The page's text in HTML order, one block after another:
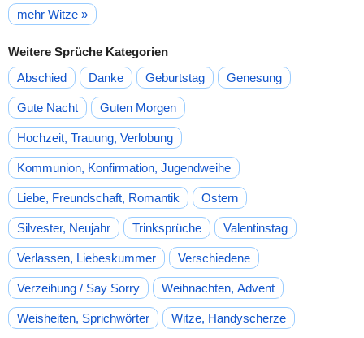
mehr Witze »
Weitere Sprüche Kategorien
Abschied
Danke Geburtstag Genesung
Gute Nacht Guten Morgen
Hochzeit, Trauung, Verlobung
Kommunion, Konfirmation, Jugendweihe
Liebe, Freundschaft, Romantik Ostern
Silvester, Neujahr Trinksprüche Valentinstag
Verlassen, Liebeskummer Verschiedene
Verzeihung / Say Sorry Weihnachten, Advent
Weisheiten, Sprichwörter
Witze, Handyscherze